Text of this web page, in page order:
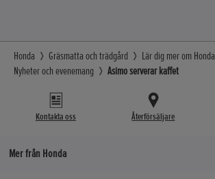
Honda Gräsmatta och trädgård
Lär dig mer om Honda
Nyheter och evenemang
Asimo serverar kaffet
Kontakta oss Återförsäljare
Mer från Honda